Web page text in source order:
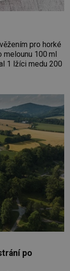
pro horké
1 lžíci medu 200
po